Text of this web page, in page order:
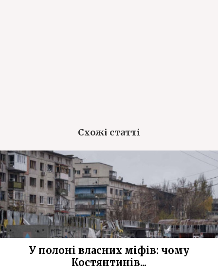
Схожі статті
У полоні власних міфів: чому
Костянтинів...